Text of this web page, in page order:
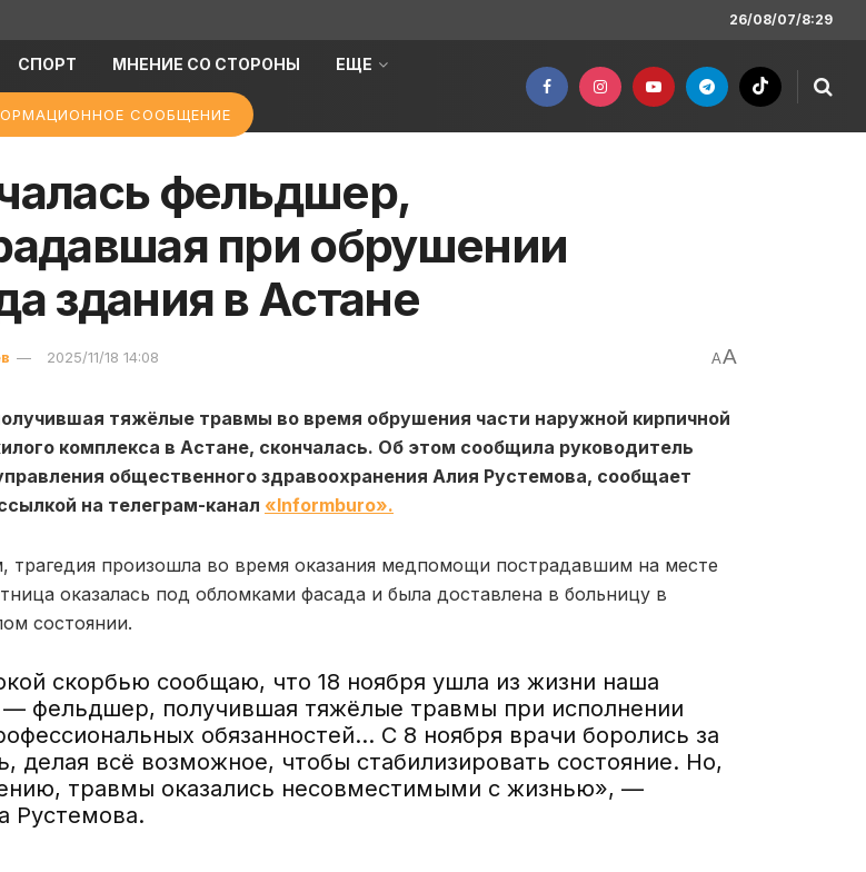
26/08/07/8:29
СПОРТ МНЕНИЕ СО СТОРОНЫ ЕЩЕ
СООБЩЕНИЕ
фельдшер,
при обрушении
здания в Астане
2025/11/18 14:08 AA
тяжёлые травмы во время обрушения части наружной кирпичной
комплекса в Астане, скончалась. Об этом сообщила руководитель
общественного здравоохранения Алия Рустемова, сообщает
на телеграм-канал «Informburo».
трагедия произошла во время оказания медпомощи пострадавшим на месте
оказалась под обломками фасада и была доставлена в больницу в
состоянии.
скорбью сообщаю, что 18 ноября ушла из жизни наша
— фельдшер, получившая тяжёлые травмы при исполнении
обязанностей… С 8 ноября врачи боролись за
делая всё возможное, чтобы стабилизировать состояние. Но,
травмы оказались несовместимыми с жизнью», —
Рустемова.